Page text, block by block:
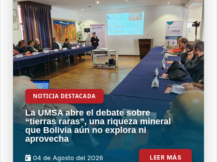
NOTICIA DESTACADA
La UMSA abre el debate sobre
“tierras raras”, una riqueza mineral
que Bolivia aún no explora ni
aprovecha
04 de Agosto del 2026 LEER MÁS